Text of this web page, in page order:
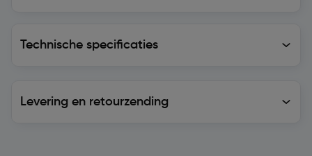
Technische specificaties
Levering en retourzending